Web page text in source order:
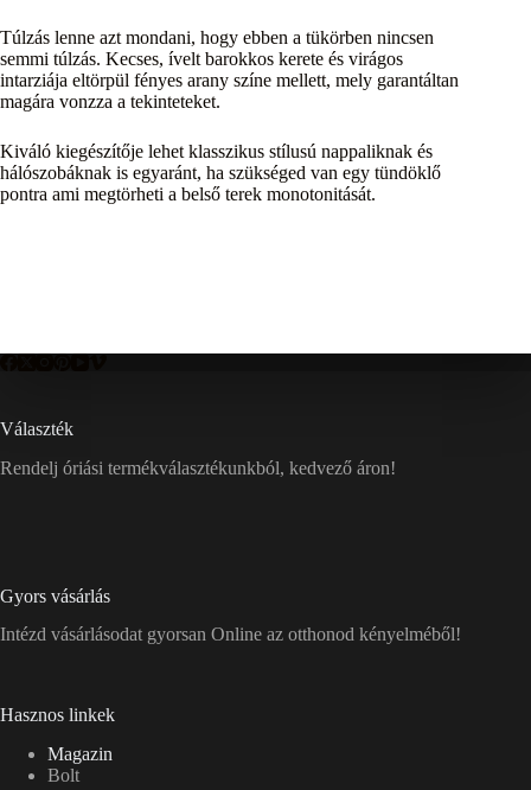
Túlzás lenne azt mondani, hogy ebben a tükörben nincsen
semmi túlzás. Kecses, ívelt barokkos kerete és virágos
intarziája eltörpül fényes arany színe mellett, mely garantáltan
magára vonzza a tekinteteket.
Kiváló kiegészítője lehet klasszikus stílusú nappaliknak és
hálószobáknak is egyaránt, ha szükséged van egy tündöklő
pontra ami megtörheti a belső terek monotonitását.
Választék
Rendelj óriási termékválasztékunkból, kedvező áron!
Gyors vásárlás
Intézd vásárlásodat gyorsan Online az otthonod kényelméből!
Hasznos linkek
Magazin
Bolt